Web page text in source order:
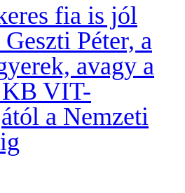
fia is jól
Péter, a
avagy a
VIT-
a Nemzeti